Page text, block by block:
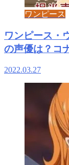
ワンピース
ワンピース・
の声優は？コ
2022.03.27